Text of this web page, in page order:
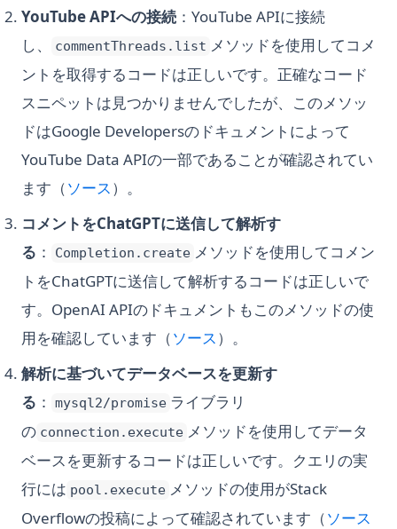
YouTube APIへの接続 ：YouTube APIに接続
し、
commentThreads.list メソッドを使用してコメ
ントを取得するコードは正しいです。正確なコード
スニペットは見つかりませんでしたが、このメソッ
ドはGoogle Developersのドキュメントによって
YouTube Data APIの一部であることが確認されてい
ます（ソース(opens in a new tab)
）。
コメントをChatGPTに送信して解析す
る ： Completion.create メソッドを使用してコメン
トをChatGPTに送信して解析するコードは正しいで
す。OpenAI APIのドキュメントもこのメソッドの使
用を確認しています（ソース(opens in a new tab)
）。
解析に基づいてデータベースを更新す
る ： mysql2/promise ライブラリ
の connection.execute メソッドを使用してデータ
ベースを更新するコードは正しいです。クエリの実
行には pool.execute メソッドの使用がStack
Overflowの投稿によって確認されています（ソース